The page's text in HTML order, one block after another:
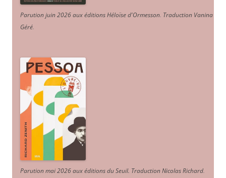
Parution juin 2026 aux éditions Héloïse d'Ormesson. Traduction Vanina
Géré.
Parution mai 2026 aux éditions du Seuil. Traduction Nicolas Richard.